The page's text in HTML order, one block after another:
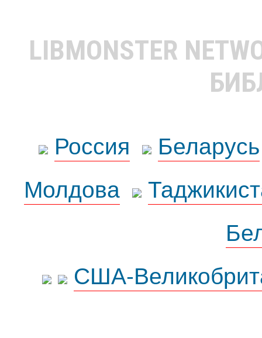
LIBMONSTER
Россия
Беларусь
Молдова
США-